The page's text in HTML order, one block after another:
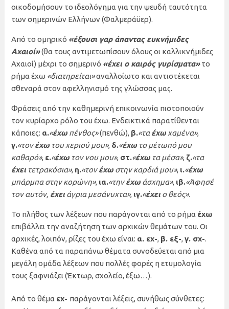
οικοδομήσουν το ιδεολόγημα για την ψευδή ταυτότητα
των σημερινών Ελλήνων (Φαλμεράϋερ).
Από το ομηρικό «έξουσι γαρ άπαντας ευκνήμιδες
Αχαιοί»(θα τους αντιμετωπίσουν όλους οι καλλικνήμιδες
Αχαιοί) μέχρι το σημερινό «έχει ο καιρός γυρίσματα»το
ρήμα έχω «διατηρείται»αναλλοίωτο και αντιστέκεται
σθεναρά στον αφελληνισμό της γλώσσας μας.
Φράσεις από την καθημερινή επικοινωνία πιστοποιούν
τον κυρίαρχο ρόλο του έχω. Ενδεικτικά παρατίθενται
κάποιες: α.«έχωπένθος»(πενθώ), β.«ταέχωχαμένα»,
γ.«τονέχωτου χεριού μου», δ.«έχωτο μέτωπό μου
καθαρό», ε.«έχωτον νου μου», στ.«έχωτα μέσα», ζ.«τα
έχειτετρακόσια», η.«τονέχωστην καρδιά μου», ι.«έχω
μπάρμπα στην κορώνη», ια.«τηνέχωάσχημα», ιβ.«Άφησέ
τον αυτόν, έχειάγρια μεσάνυχτα», ιγ.«έχειο θεός».
Το πλήθος των λέξεων που παράγονται από το ρήμα έχω
επιβάλλει την αναζήτηση των αρχικών θεμάτων του. Οι
αρχικές, λοιπόν, ρίζες του έχω είναι: α. εχ-, β. εξ-, γ. σχ-.
Καθένα από τα παραπάνω θέματα συνοδεύεται από μια
μεγάλη ομάδα λέξεων που πολλές φορές η ετυμολογία
τους ξαφνιάζει (Έκτωρ, σχολείο, έξω…).
Από το θέμα εχ- παράγονται λέξεις, συνήθως σύνθετες: